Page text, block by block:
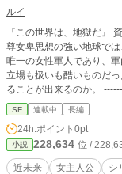
ルイ
『この世界は、地獄だ』 資源が枯渇した地球の環境は、劣悪なものだった。 男
尊女卑思想の強い地球で
唯一の女性軍人であり、
立場も扱いも酷いものだった。 自由になりたいと願う少女は、自由
ることが出来るのか。 -----------------------------------------------------------------------------
-------------------- こちらの作
らでお読みください。
SF 連載中 長編
24h.ポイント 0pt
小説 228,634 位 /
近未来 女主人公 シ